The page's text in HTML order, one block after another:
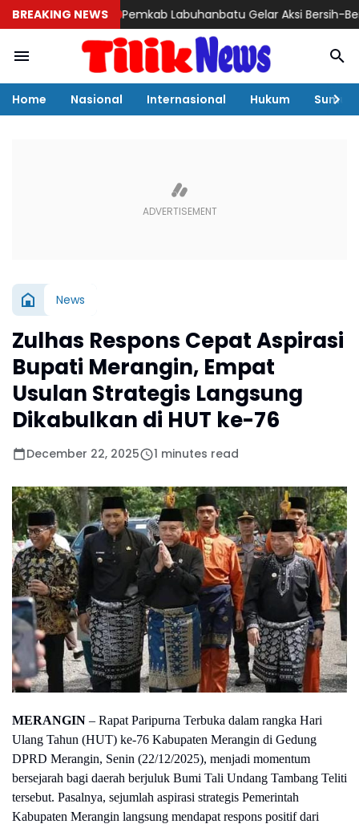
BREAKING NEWSPemkab Labuhanbatu Gelar Aksi Bersih-Bersih
Home Nasional Internasional Hukum Sumut
News
Zulhas Respons Cepat Aspirasi
Bupati Merangin, Empat
Usulan Strategis Langsung
Dikabulkan di HUT ke-76
December 22, 2025 1 minutes read
MERANGIN – Rapat Paripurna Terbuka dalam rangka Hari
Ulang Tahun (HUT) ke-76 Kabupaten Merangin di Gedung
DPRD Merangin, Senin (22/12/2025), menjadi momentum
bersejarah bagi daerah berjuluk Bumi Tali Undang Tambang Teliti
tersebut. Pasalnya, sejumlah aspirasi strategis Pemerintah
Kabupaten Merangin langsung mendapat respons positif dari